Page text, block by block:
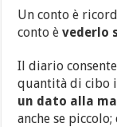
Un conto è
conto èvederlo
Il diario
quantità di cibo
un dato alla
anche se